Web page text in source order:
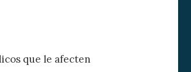
que le afecten